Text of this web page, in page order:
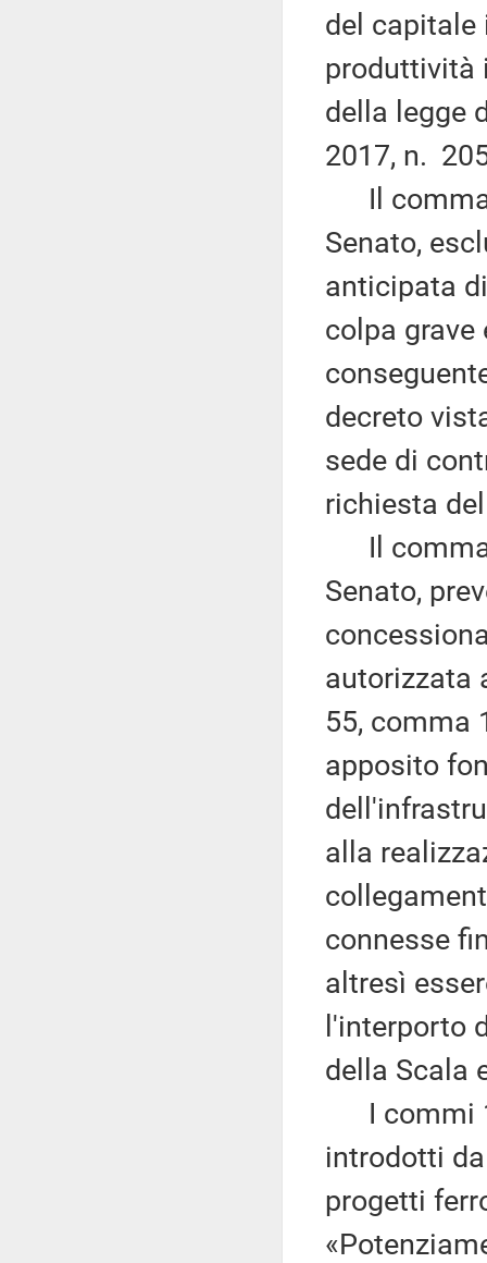
del capitale
produttività
della legge
2017, n.
Il
Senato,
anticipata
colpa
decreto
sede di
richiesta
Il
Senato,
autorizzata
55, comma
apposito
alla
connesse
altresì
l'interporto
della Scala
I commi
introdotti
progetti